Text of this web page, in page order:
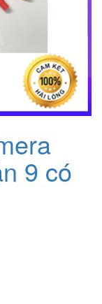
9 có